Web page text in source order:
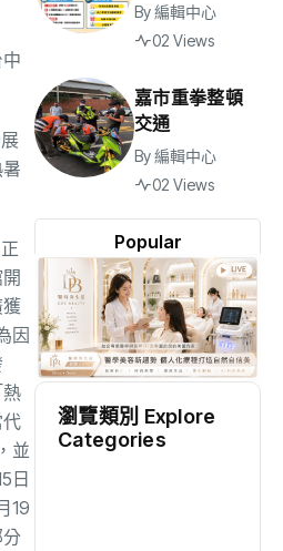
因
並
日
19
Popular
By編輯中心
02 Views
嘉市重拳整頓
交通
By編輯中心
02 Views
瀏覽類別 Explore
Categories